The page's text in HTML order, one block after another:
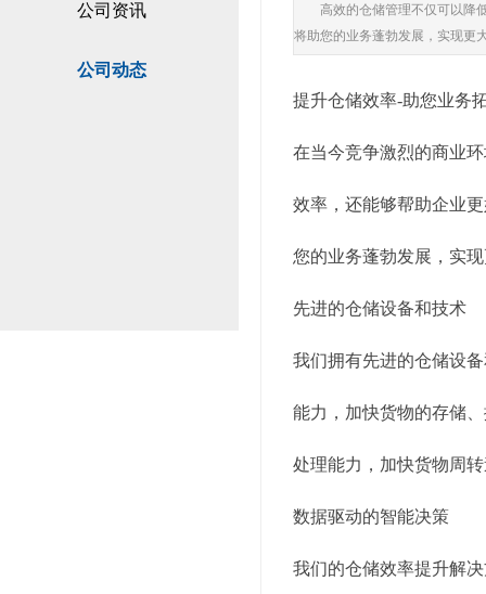
公司资讯
公司动态
高效的仓储管理不仅可以降
将助您的业务蓬勃发展，实现更
提升仓储效率-助您业务
在当今竞争激烈的商业
效率，还能够帮助企业
您的业务蓬勃发展，实
先进的仓储设备和技术
我们拥有先进的仓储设
能力，加快货物的存储
处理能力，加快货物周
数据驱动的智能决策
我们的仓储效率提升解